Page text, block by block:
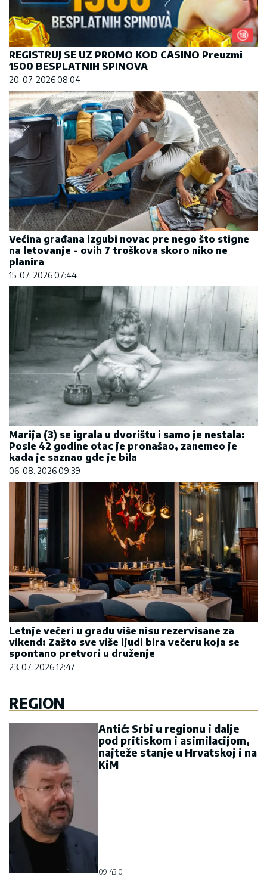
REGISTRUJ SE UZ PROMO KOD CASINO Preuzmi
1500 BESPLATNIH SPINOVA
20. 07. 2026 08:04
Većina građana izgubi novac pre nego što stigne
na letovanje - ovih 7 troškova skoro niko ne
planira
15. 07. 2026 07:44
Marija (3) se igrala u dvorištu i samo je nestala:
Posle 42 godine otac je pronašao, zanemeo je
kada je saznao gde je bila
06. 08. 2026 09:39
Letnje večeri u gradu više nisu rezervisane za
vikend: Zašto sve više ljudi bira večeru koja se
spontano pretvori u druženje
23. 07. 2026 12:47
REGION
Antić: Srbi u regionu i dalje
pod pritiskom i asimilacijom,
najteže stanje u Hrvatskoj i na
KiM
09:43|0